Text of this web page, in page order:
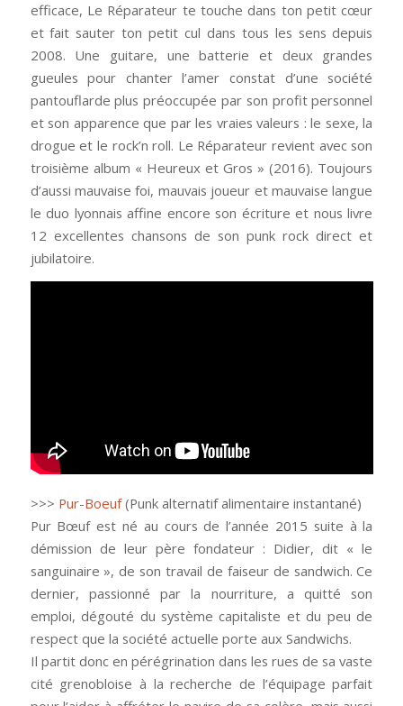
efficace, Le Réparateur te touche dans ton petit cœur
et fait sauter ton petit cul dans tous les sens depuis
2008. Une guitare, une batterie et deux grandes
gueules pour chanter l’amer constat d’une société
pantouflarde plus préoccupée par son profit personnel
et son apparence que par les vraies valeurs : le sexe, la
drogue et le rock’n roll. Le Réparateur revient avec son
troisième album « Heureux et Gros » (2016). Toujours
d’aussi mauvaise foi, mauvais joueur et mauvaise langue
le duo lyonnais affine encore son écriture et nous livre
12 excellentes chansons de son punk rock direct et
jubilatoire.
>>> Pur-Boeuf(Punk alternatif alimentaire instantané)
Pur Bœuf est né au cours de l’année 2015 suite à la
démission de leur père fondateur : Didier, dit « le
sanguinaire », de son travail de faiseur de sandwich. Ce
dernier, passionné par la nourriture, a quitté son
emploi, dégouté du système capitaliste et du peu de
respect que la société actuelle porte aux Sandwichs.
Il partit donc en pérégrination dans les rues de sa vaste
cité grenobloise à la recherche de l’équipage parfait